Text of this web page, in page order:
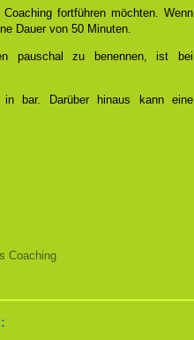
fortführen möchten. Wenn
Dauer von 50 Minuten.
pauschal zu benennen, ist bei
in bar. Darüber hinaus kann eine
Coaching